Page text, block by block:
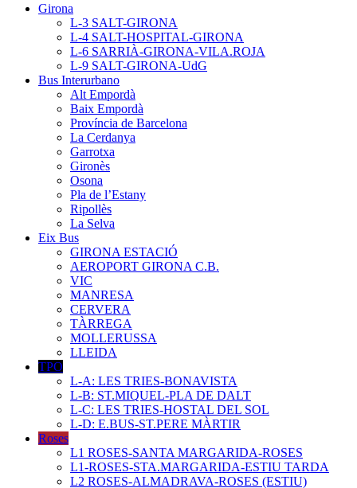
Girona
L-3 SALT-GIRONA
L-4 SALT-HOSPITAL-GIRONA
L-6 SARRIÀ-GIRONA-VILA.ROJA
L-9 SALT-GIRONA-UdG
Bus Interurbano
Alt Empordà
Baix Empordà
Província de Barcelona
La Cerdanya
Garrotxa
Gironès
Osona
Pla de l’Estany
Ripollès
La Selva
Eix Bus
GIRONA ESTACIÓ
AEROPORT GIRONA C.B.
VIC
MANRESA
CERVERA
TÀRREGA
MOLLERUSSA
LLEIDA
TPO
L-A: LES TRIES-BONAVISTA
L-B: ST.MIQUEL-PLA DE DALT
L-C: LES TRIES-HOSTAL DEL SOL
L-D: E.BUS-ST.PERE MÀRTIR
Roses
L1 ROSES-SANTA MARGARIDA-ROSES
L1-ROSES-STA.MARGARIDA-ESTIU TARDA
L2 ROSES-ALMADRAVA-ROSES (ESTIU)